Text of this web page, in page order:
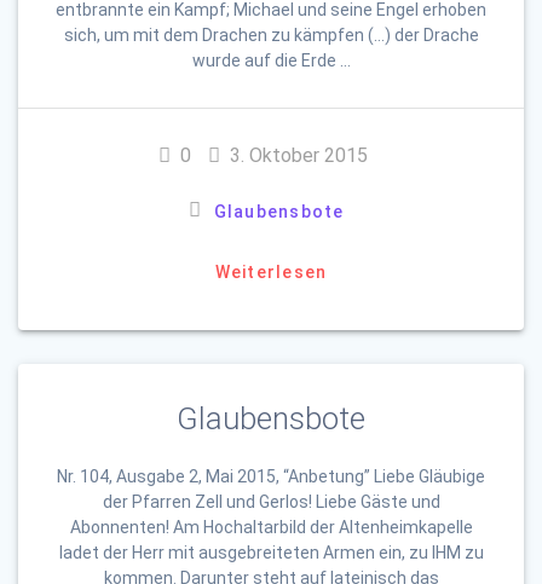
entbrannte ein Kampf; Michael und seine Engel erhoben
sich, um mit dem Drachen zu kämpfen (…) der Drache
wurde auf die Erde …
0 3. Oktober 2015
Glaubensbote
Weiterlesen
Glaubensbote
Nr. 104, Ausgabe 2, Mai 2015, “Anbetung” Liebe Gläubige
der Pfarren Zell und Gerlos! Liebe Gäste und
Abonnenten! Am Hochaltarbild der Altenheimkapelle
ladet der Herr mit ausgebreiteten Armen ein, zu IHM zu
kommen. Darunter steht auf lateinisch das